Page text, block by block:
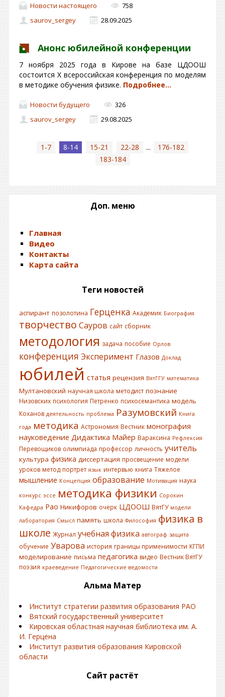
Новости настоящего
758
saurov_sergey
28.09.2025
Анонс юбилейной конференции
7 ноября 2025 года в Кирове на базе ЦДООШ
состоится X всероссийская конференция по моделям
в методике обучения физике. Подробнее…
Новости будущего
326
saurov_sergey
29.08.2025
1-7 8-14 15-21 22-28 ...
176-182
183-184
Доп. меню
Главная
Видео
Контакты
Карта сайта
Теги новостей
аспирант позолотина Герценка Академик Биография
творчество Сауров сайт сборник
методология задача пособие Орлов
конференция Эксперимент Глазов Доклад
юбилей статья рецензия ВятГГУ математика
Мултановский научная школа методист познание
Низовских психология Петренко психосемантика модель
Коханов деятельность проблема Разумовский Книга
года методика Астрономия Вестник монография
науковедение Дидактика Майер Вараксина Рефлексия
Перевощиков олимпиада профессор личность учитель
культура физика диссертация просвещение модели
уроков метод портрет язык интервью книга Тяжелое
мышление Концепция образование Мотивация наука
конкурс эссе методика физики Сорокин
Кафедра Рао Никифоров очерк ЦДООШ ВятГУ модели
лаборатория Смысл память школа Философия физика в
школе Журнал учебная физика автограф защита
обучение Уварова история границы применимости КГПИ
моделирование письма педагогика видео Вестник ВятГУ
поэзия краеведение Педагогические ведомости
Альма Матер
Институт стратегии развития образования РАО
Вятский государственный университет
Кировская областная научная библиотека им. А.
И. Герцена
Институт развития образования Кировской
области
Сайт растёт